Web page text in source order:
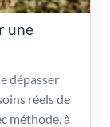
une
dépasser
réels de
méthode, à